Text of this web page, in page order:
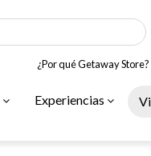
¿Por qué Getaway Store?
Experiencias